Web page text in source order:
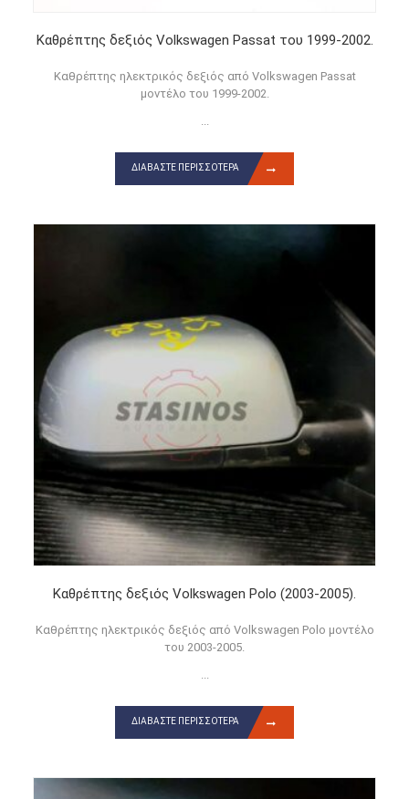
Καθρέπτης δεξιός Volkswagen Passat του 1999-2002.
Καθρέπτης ηλεκτρικός δεξιός από Volkswagen Passat
μοντέλο του 1999-2002.
ΔΙΑΒΆΣΤΕ ΠΕΡΙΣΣΌΤΕΡΑ
Καθρέπτης δεξιός Volkswagen Polo (2003-2005).
Καθρέπτης ηλεκτρικός δεξιός από Volkswagen Polo μοντέλο
του 2003-2005.
ΔΙΑΒΆΣΤΕ ΠΕΡΙΣΣΌΤΕΡΑ